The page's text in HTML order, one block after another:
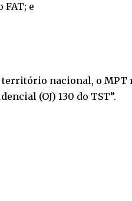
e
território nacional, o MPT
(OJ) 130 do TST”.